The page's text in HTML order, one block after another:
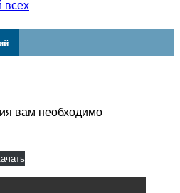
всех
вам необходимо